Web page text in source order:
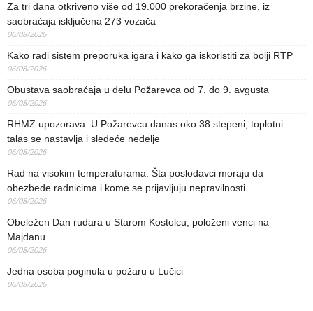
Za tri dana otkriveno više od 19.000 prekoračenja brzine, iz
saobraćaja isključena 273 vozača
06/08/2026
Kako radi sistem preporuka igara i kako ga iskoristiti za bolji RTP
06/08/2026
Obustava saobraćaja u delu Požarevca od 7. do 9. avgusta
06/08/2026
RHMZ upozorava: U Požarevcu danas oko 38 stepeni, toplotni
talas se nastavlja i sledeće nedelje
06/08/2026
Rad na visokim temperaturama: Šta poslodavci moraju da
obezbede radnicima i kome se prijavljuju nepravilnosti
06/08/2026
Obeležen Dan rudara u Starom Kostolcu, položeni venci na
Majdanu
06/08/2026
Jedna osoba poginula u požaru u Lučici
06/08/2026